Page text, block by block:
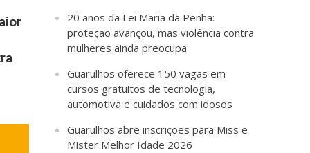
20 anos da Lei Maria da Penha:
proteção avançou, mas violência contra
mulheres ainda preocupa
Guarulhos oferece 150 vagas em
cursos gratuitos de tecnologia,
automotiva e cuidados com idosos
Guarulhos abre inscrições para Miss e
Mister Melhor Idade 2026